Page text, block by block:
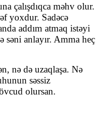
çalışdıqca məhv olur.
yoxdur. Sadəcə
addım atmaq istəyi
anlayır. Amma heç
nə də uzaqlaşa. Nə
səssiz
olursan.